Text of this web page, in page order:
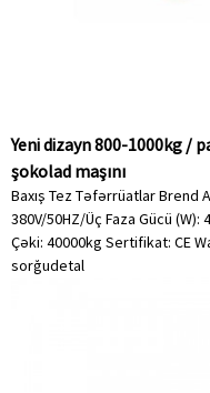
Yeni dizayn 800-1000kg
şokolad maşını
Baxış Tez Təfərrüatlar Brend
380V/50HZ/Üç Faza Gücü (W):
Çəki: 40000kg Sertifikat: CE
sorğudetal